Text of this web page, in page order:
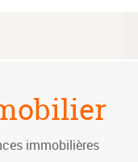
immobilières